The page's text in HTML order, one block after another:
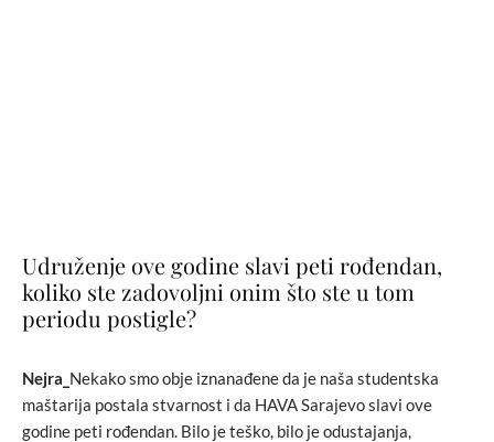
Udruženje ove godine slavi peti rođendan,
koliko ste zadovoljni onim što ste u tom
periodu postigle?
Nejra_ Nekako smo obje iznanađene da je naša studentska
maštarija postala stvarnost i da HAVA Sarajevo slavi ove
godine peti rođendan. Bilo je teško, bilo je odustajanja,